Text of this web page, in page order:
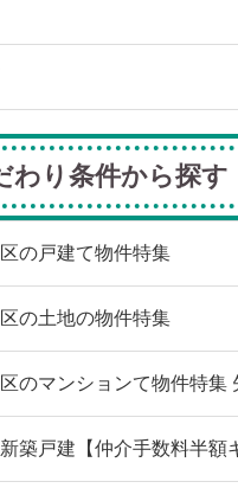
わり条件から探す
の戸建て物件特集
の土地の物件特集
のマンションて物件特集
築戸建【仲介手数料半額